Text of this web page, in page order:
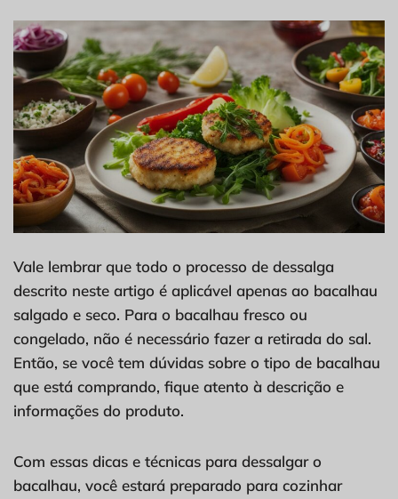
Vale lembrar que todo o processo de dessalga
descrito neste artigo é aplicável apenas ao bacalhau
salgado e seco. Para o bacalhau fresco ou
congelado, não é necessário fazer a retirada do sal.
Então, se você tem dúvidas sobre o tipo de bacalhau
que está comprando, fique atento à descrição e
informações do produto.
Com essas dicas e técnicas para dessalgar o
bacalhau, você estará preparado para cozinhar